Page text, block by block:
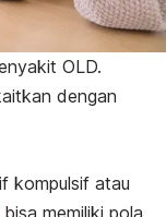
OLD.
dengan
kompulsif atau